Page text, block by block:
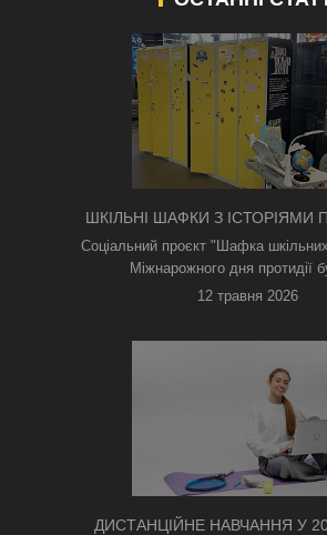
ШКІЛЬНІ ШАФКИ З ІСТОРІЯМИ
З'ЯВИЛИСЯ В КИЄВІ
Соціальний проєкт "Шафка
Міжнарожного дня протидії
12 травня 2026
ДИСТАНЦІЙНЕ НАВЧАННЯ У